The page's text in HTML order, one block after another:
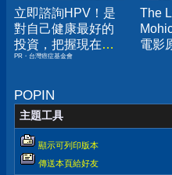
立即諮詢HPV！是
對自己健康最好的
投資，把握現在不
嫌晚！
PR・台灣癌症基金會
The
電影
POPIN
主題工具
顯示可列印版本
傳送本頁給好友